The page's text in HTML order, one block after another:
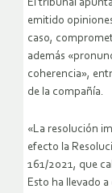
El tribunal
emitido
caso,
además
coherencia»,
de la compañía.
«La resolución
efecto la
161/2021, que
Esto ha llevado